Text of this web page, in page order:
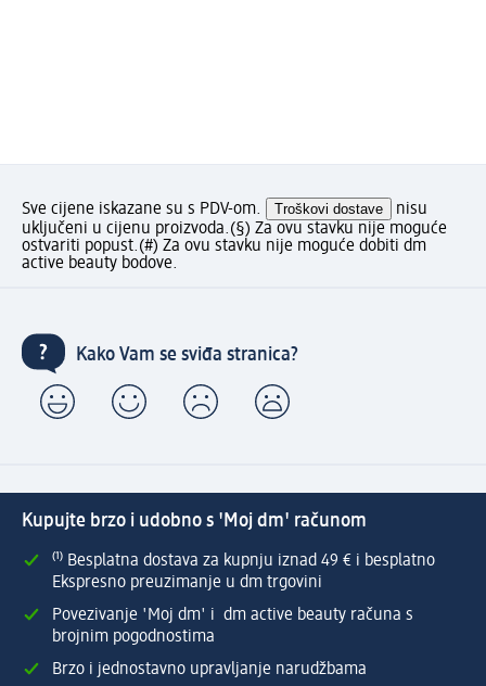
Sve cijene iskazane su s PDV-om. Troškovi dostave
nisu
uključeni u cijenu proizvoda.(§) Za ovu stavku nije moguće
ostvariti popust.(#) Za ovu stavku nije moguće dobiti dm
active beauty bodove.
Kako Vam se sviđa stranica?
Kupujte brzo i udobno s 'Moj dm' računom
⁽¹⁾ Besplatna dostava za kupnju iznad 49 € i besplatno
Ekspresno preuzimanje u dm trgovini
Povezivanje 'Moj dm' i dm active beauty računa s
brojnim pogodnostima
Brzo i jednostavno upravljanje narudžbama